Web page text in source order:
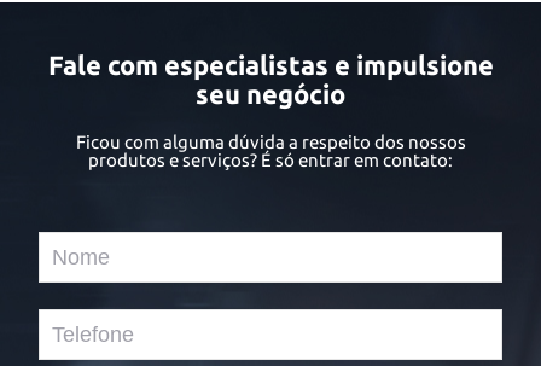
Fale com especialistas e impulsione
seu negócio
Ficou com alguma dúvida a respeito dos nossos
produtos e serviços? É só entrar em contato: